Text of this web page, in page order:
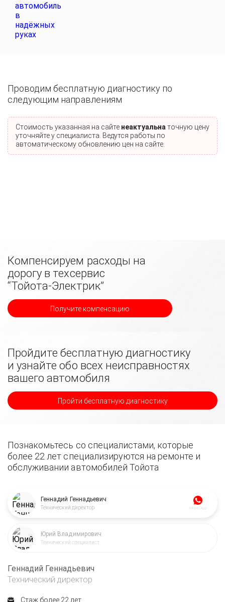
Проводим бесплатную диагностику по
следующим направлениям
Стоимость указанная на сайте неактуальна точную цену
уточняйте у специалиста. Ведутся работы по
автоматическому обновлению цен на сайте.
Компенсируем расходы на
дорогу в техсервис
“Тойота-Электрик”
Получите компенсацию
Пройдите бесплатную диагностику
и узнайте обо всех неисправностях
вашего автомобиля
Пройти бесплатную диагностику
Познакомьтесь со специалистами, которые
более 22 лет специализируются на ремонте и
обслуживании автомобилей Тойота
Геннадий Геннадьевич
Технический директор WhatsApp
Юрий Владимирович
Технический специалист
Геннадий Геннадьевич
Технический директор
Стаж более 22 лет